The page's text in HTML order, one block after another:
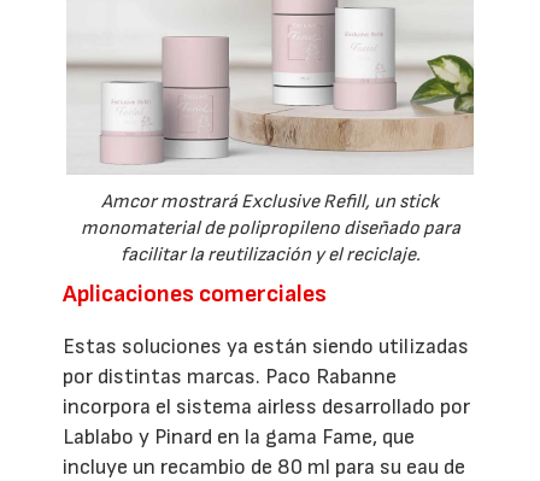
Amcor mostrará Exclusive Refill, un stick
monomaterial de polipropileno diseñado para
facilitar la reutilización y el reciclaje.
Aplicaciones comerciales
Estas soluciones ya están siendo utilizadas
por distintas marcas. Paco Rabanne
incorpora el sistema airless desarrollado por
Lablabo y Pinard en la gama Fame, que
incluye un recambio de 80 ml para su eau de